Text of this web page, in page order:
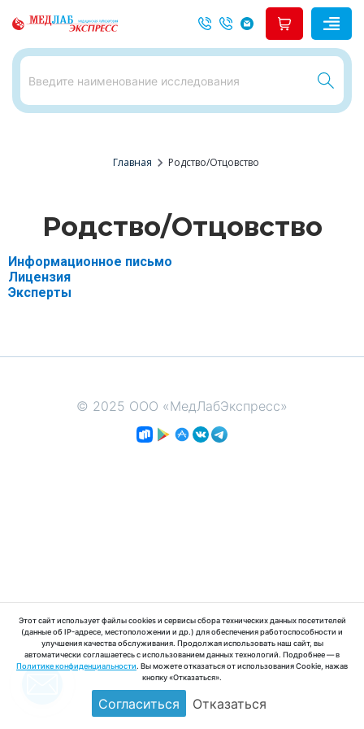
Этот сайт использует файлы cookies и сервисы сбора технических данных посетителей
(данные об IP-адресе, местоположении и др.) для обеспечения работоспособности и
улучшения качества обслуживания. Продолжая использовать наш сайт, вы
автоматически соглашаетесь с использованием данных технологий. Подробнее — в
Политике конфиденциальности. Вы можете отказаться от использования Cookie, нажав
кнопку «Отказаться».
Согласиться Отказаться
Главная chevron_right Родство/Отцовство
Родство/Отцовство
Информационное письмо
Лицензия
Эксперты
© 2025 ООО «МедЛабЭкспресс»